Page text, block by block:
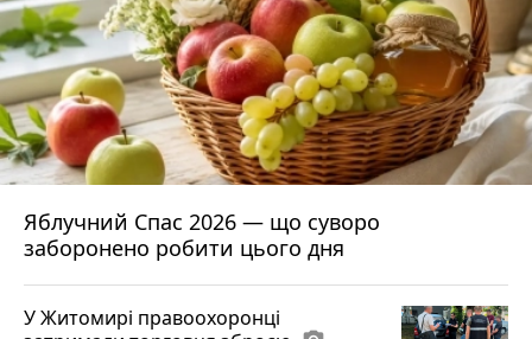
Яблучний Спас 2026 — що суворо
заборонено робити цього дня
У Житомирі правоохоронці